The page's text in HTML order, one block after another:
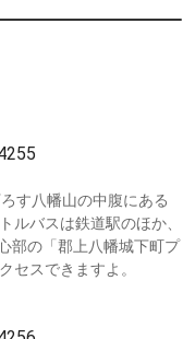
す八幡山の中腹にある
ルバスは鉄道駅のほか、
部の「郡上八幡城下町プ
セスできますよ。